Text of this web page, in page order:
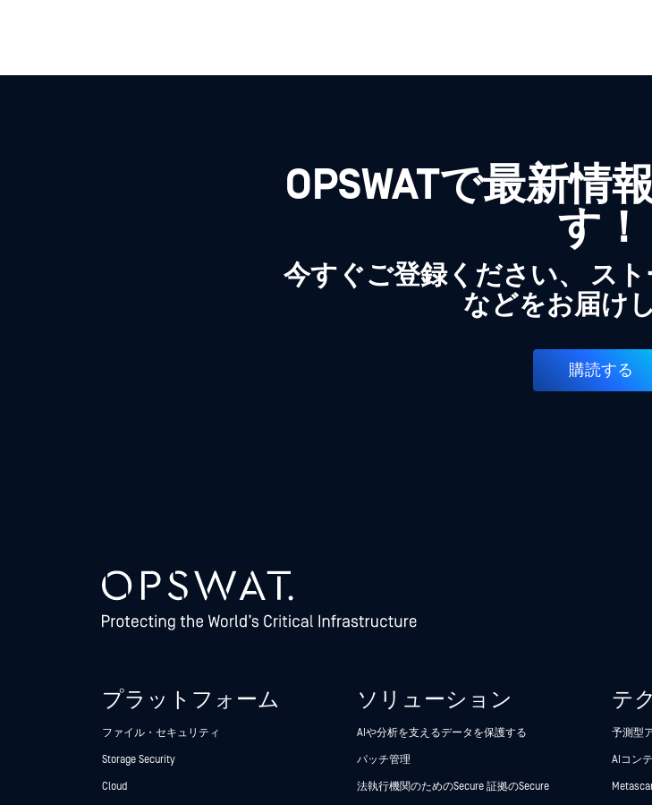
OPSWATで最新情
す！
今すぐご登録ください、 ス
などをお届け
購読する
プラットフォーム
ファイル・セキュリティ
Storage Security
Cloud
ソリューション
AIや分析を支えるデータを保護する
パッチ管理
法執行機関のためのSecure 証拠のSecure
テ
予測型
AIコン